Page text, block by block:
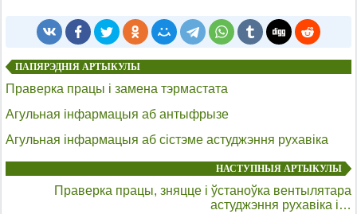
ПАПЯРЭДНІЯ АРТЫКУЛЫ
Праверка працы і замена тэрмастата
Агульная інфармацыя аб антыфрызе
Агульная інфармацыя аб сістэме астуджэння рухавіка
НАСТУПНЫЯ АРТЫКУЛЫ
Праверка працы, зняцце і ўстаноўка вентылятара
астуджэння рухавіка і…